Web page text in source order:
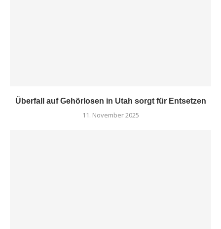
Überfall auf Gehörlosen in Utah sorgt für Entsetzen
11. November 2025